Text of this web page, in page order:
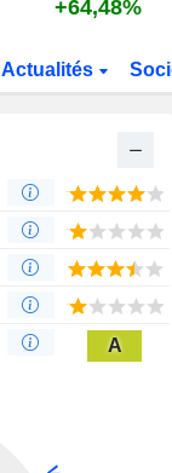
+64,48%
Actualités
A